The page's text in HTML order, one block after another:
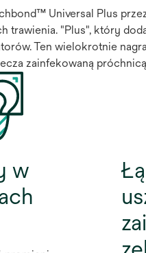
Universal Plus
trawienia. "Plus", który
Ten wielokrotnie
zainfekowaną
w